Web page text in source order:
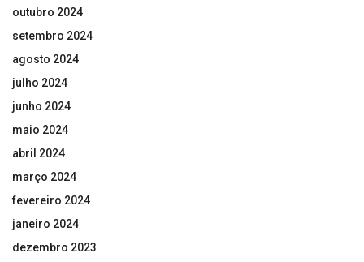
outubro 2024
setembro 2024
agosto 2024
julho 2024
junho 2024
maio 2024
abril 2024
março 2024
fevereiro 2024
janeiro 2024
dezembro 2023